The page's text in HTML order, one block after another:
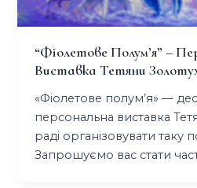
“фіолетове Полум’я” –
Виставка Тетяни
«Фіолетове полум’я» —
персональна виставка
раді організовувати таку
Запрошуємо вас стати